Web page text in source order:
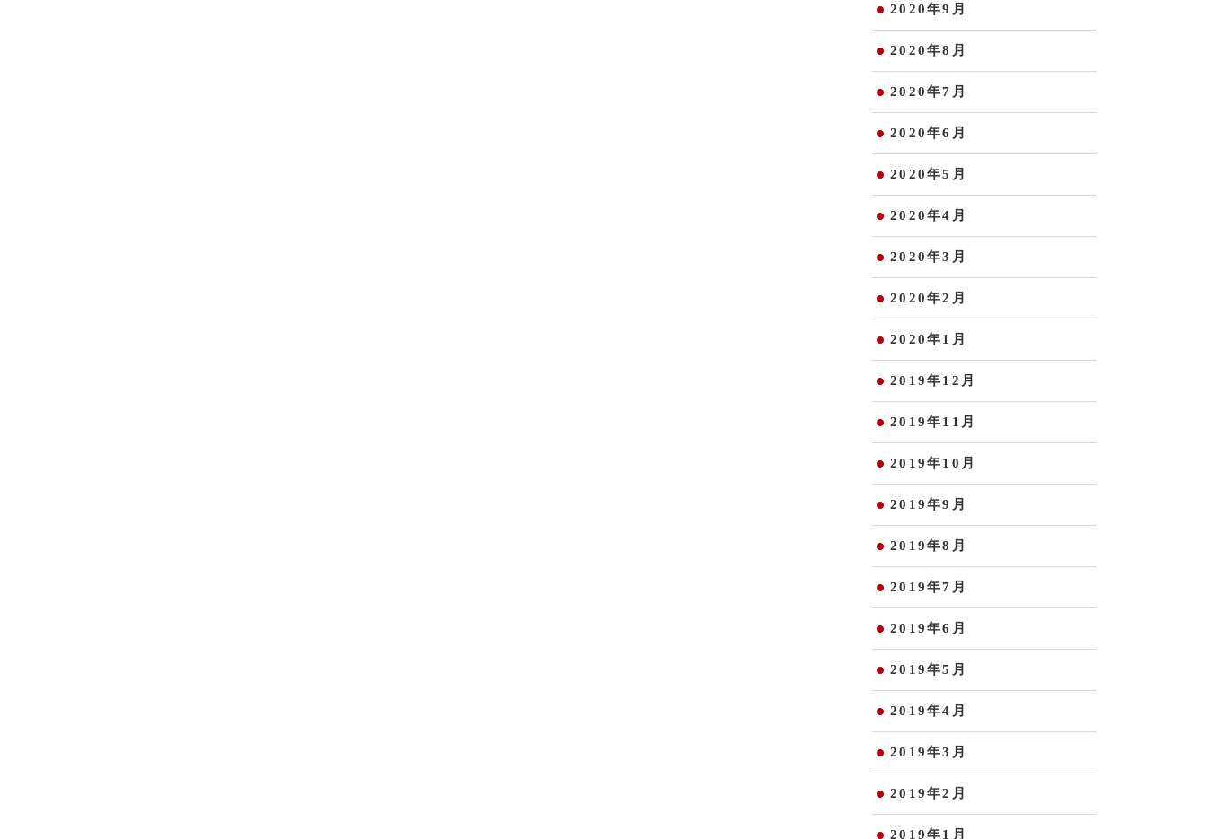
2020年9月
2020年8月
2020年7月
2020年6月
2020年5月
2020年4月
2020年3月
2020年2月
2020年1月
2019年12月
2019年11月
2019年10月
2019年9月
2019年8月
2019年7月
2019年6月
2019年5月
2019年4月
2019年3月
2019年2月
2019年1月